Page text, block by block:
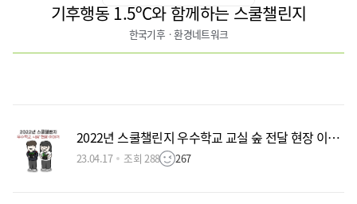
기후행동 1.5ºC와 함께하는 스쿨챌린지
한국기후ㆍ환경네트워크
2022년 스쿨챌린지 우수학교 교실 숲 전달 현장 이야기
23.04.17 조회 288 267